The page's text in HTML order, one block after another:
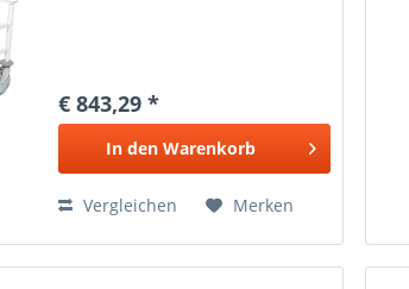
€ 843,29 *
In den Warenkorb
Vergleichen Merken